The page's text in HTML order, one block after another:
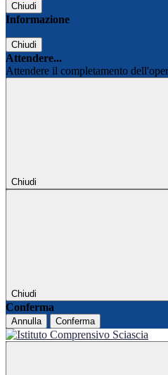
Chiudi
Informazione
Chiudi
Attendere...
Attendere il completamento
Chiudi
Chiudi
Conferma
Annulla Conferma